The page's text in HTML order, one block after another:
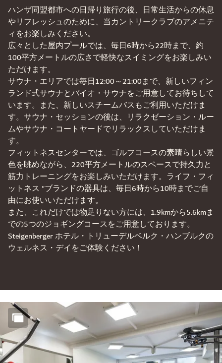
ハンザ同盟都市への日帰り旅行の後、日常生活からの休息
やリフレッシュのために、当カントリークラブのアメニテ
ィをお楽しみください。
広々とした屋内プールでは、毎日6時から22時まで、約
100平方メートルの広さで軽快なスイミングをお楽しみい
ただけます。
サウナ・エリアでは毎日12:00～21:00まで、新しいフィン
ランド式サウナとバイオ・サウナをご用意してお待ちして
います。また、新しいスチームバスもご利用いただけま
す。サウナ・セッションの後は、リラクゼーション・ルー
ムやサウナ・コートヤードでリラックスしていただけま
す。
フィットネスセンターでは、ゴルフコースの素晴らしい景
色を眺めながら、220平方メートルのスペースで持久力と
筋力トレーニングをお楽しみいただけます。ライフ・フィ
ットネス "ブランドの器具は、毎日6時から10時までご自
由にお使いいただけます。
また、これだけでは物足りない方には、1.9kmから5.6kmま
での5つのジョギングコースをご用意しております。
Steigenberger ホテル・トリューデルベルク・ハンブルクの
ウェルネス・デイをご体験ください！